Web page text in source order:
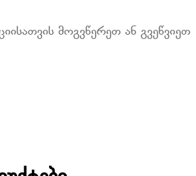
მოგვწერეთ ან გვეწვიეთ